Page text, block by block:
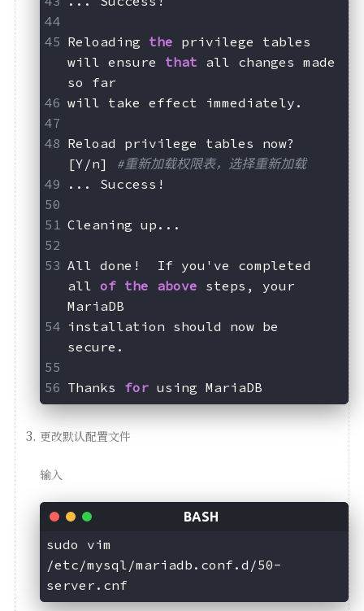
Reloading the privilege tables
will ensure that all changes made
so far
will take effect immediately.
Reload privilege tables now?
[Y/n]
#重新加载权限表，选择重新加载
... Success!
Cleaning up...
All done!  If you've completed
all of the above steps, your
MariaDB
installation should now be
secure.
Thanks for using MariaDB
更改默认配置文件
输入
sudo vim
/etc/mysql/mariadb.conf.d/50-